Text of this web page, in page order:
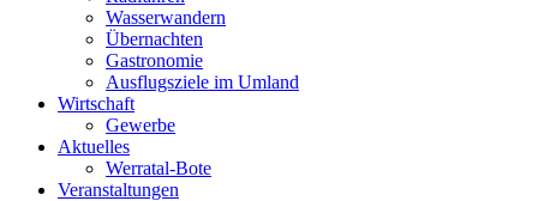
Wasserwandern
Übernachten
Gastronomie
Ausflugsziele im Umland
Wirtschaft
Gewerbe
Aktuelles
Werratal-Bote
Veranstaltungen